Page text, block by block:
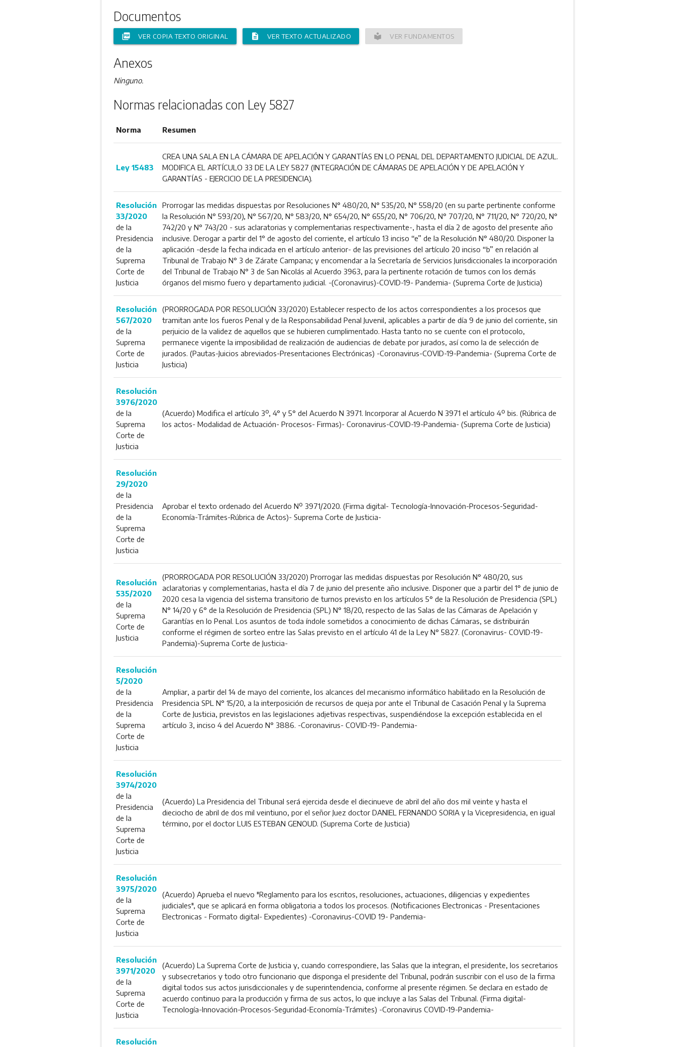
Documentos
picture_as_pdf VER COPIA TEXTO ORIGINAL description VER TEXTO ACTUALIZADO local_library VER FUNDAMENTOS
Anexos
Ninguno.
Normas relacionadas con Ley 5827
Norma Resumen
Ley 15483
CREA UNA SALA EN LA CÁMARA DE APELACIÓN Y GARANTÍAS EN LO PENAL DEL DEPARTAMENTO JUDICIAL DE AZUL.
MODIFICA EL ARTÍCULO 33 DE LA LEY 5827 (INTEGRACIÓN DE CÁMARAS DE APELACIÓN Y DE APELACIÓN Y
GARANTÍAS - EJERCICIO DE LA PRESIDENCIA).
Resolución
33/2020
de la
Presidencia
de la
Suprema
Corte de
Justicia
Prorrogar las medidas dispuestas por Resoluciones N° 480/20, N° 535/20, N° 558/20 (en su parte pertinente conforme
la Resolución N° 593/20), N° 567/20, N° 583/20, N° 654/20, N° 655/20, N° 706/20, N° 707/20, N° 711/20, N° 720/20, N°
742/20 y N° 743/20 - sus aclaratorias y complementarias respectivamente-, hasta el día 2 de agosto del presente año
inclusive. Derogar a partir del 1° de agosto del corriente, el artículo 13 inciso “e” de la Resolución N° 480/20. Disponer la
aplicación -desde la fecha indicada en el artículo anterior- de las previsiones del artículo 20 inciso “b” en relación al
Tribunal de Trabajo N° 3 de Zárate Campana; y encomendar a la Secretaría de Servicios Jurisdiccionales la incorporación
del Tribunal de Trabajo N° 3 de San Nicolás al Acuerdo 3963, para la pertinente rotación de tumos con los demás
órganos del mismo fuero y departamento judicial. -(Coronavirus)-COVID-19- Pandemia- (Suprema Corte de Justicia)
Resolución
567/2020
de la
Suprema
Corte de
Justicia
(PRORROGADA POR RESOLUCIÓN 33/2020) Establecer respecto de los actos correspondientes a los procesos que
tramitan ante los fueros Penal y de la Responsabilidad Penal Juvenil, aplicables a partir de día 9 de junio del corriente, sin
perjuicio de la validez de aquellos que se hubieren cumplimentado. Hasta tanto no se cuente con el protocolo,
permanece vigente la imposibilidad de realización de audiencias de debate por jurados, así como la de selección de
jurados. (Pautas-Juicios abreviados-Presentaciones Electrónicas) -Coronavirus-COVID-19-Pandemia- (Suprema Corte de
Justicia)
Resolución
3976/2020
de la
Suprema
Corte de
Justicia
(Acuerdo) Modifica el artículo 3º, 4° y 5° del Acuerdo N 3971. Incorporar al Acuerdo N 3971 el artículo 4º bis. (Rúbrica de
los actos- Modalidad de Actuación- Procesos- Firmas)- Coronavirus-COVID-19-Pandemia- (Suprema Corte de Justicia)
Resolución
29/2020
de la
Presidencia
de la
Suprema
Corte de
Justicia
Aprobar el texto ordenado del Acuerdo Nº 3971/2020. (Firma digital- Tecnología-Innovación-Procesos-Seguridad-
Economía-Trámites-Rúbrica de Actos)- Suprema Corte de Justicia-
Resolución
535/2020
de la
Suprema
Corte de
Justicia
(PRORROGADA POR RESOLUCIÓN 33/2020) Prorrogar las medidas dispuestas por Resolución N° 480/20, sus
aclaratorias y complementarias, hasta el día 7 de junio del presente año inclusive. Disponer que a partir del 1° de junio de
2020 cesa la vigencia del sistema transitorio de turnos previsto en los artículos 5° de la Resolución de Presidencia (SPL)
N° 14/20 y 6° de la Resolución de Presidencia (SPL) N° 18/20, respecto de las Salas de las Cámaras de Apelación y
Garantías en lo Penal. Los asuntos de toda índole sometidos a conocimiento de dichas Cámaras, se distribuirán
conforme el régimen de sorteo entre las Salas previsto en el artículo 41 de la Ley N° 5827. (Coronavirus- COVID-19-
Pandemia)-Suprema Corte de Justicia-
Resolución
5/2020
de la
Presidencia
de la
Suprema
Corte de
Justicia
Ampliar, a partir del 14 de mayo del corriente, los alcances del mecanismo informático habilitado en la Resolución de
Presidencia SPL N° 15/20, a la interposición de recursos de queja por ante el Tribunal de Casación Penal y la Suprema
Corte de Justicia, previstos en las legislaciones adjetivas respectivas, suspendiéndose la excepción establecida en el
artículo 3, inciso 4 del Acuerdo N° 3886. -Coronavirus- COVID-19- Pandemia-
Resolución
3974/2020
de la
Presidencia
de la
Suprema
Corte de
Justicia
(Acuerdo) La Presidencia del Tribunal será ejercida desde el diecinueve de abril del año dos mil veinte y hasta el
dieciocho de abril de dos mil veintiuno, por el señor Juez doctor DANIEL FERNANDO SORIA y la Vicepresidencia, en igual
término, por el doctor LUIS ESTEBAN GENOUD. (Suprema Corte de Justicia)
Resolución
3975/2020
de la
Suprema
Corte de
Justicia
(Acuerdo) Aprueba el nuevo "Reglamento para los escritos, resoluciones, actuaciones, diligencias y expedientes
judiciales", que se aplicará en forma obligatoria a todos los procesos. (Notificaciones Electronicas - Presentaciones
Electronicas - Formato digital- Expedientes) -Coronavirus-COVID 19- Pandemia-
Resolución
3971/2020
de la
Suprema
Corte de
Justicia
(Acuerdo) La Suprema Corte de Justicia y, cuando correspondiere, las Salas que la integran, el presidente, los secretarios
y subsecretarios y todo otro funcionario que disponga el presidente del Tribunal, podrán suscribir con el uso de la firma
digital todos sus actos jurisdiccionales y de superintendencia, conforme al presente régimen. Se declara en estado de
acuerdo continuo para la producción y firma de sus actos, lo que incluye a las Salas del Tribunal. (Firma digital-
Tecnología-Innovación-Procesos-Seguridad-Economía-Trámites) -Coronavirus COVID-19-Pandemia-
Resolución